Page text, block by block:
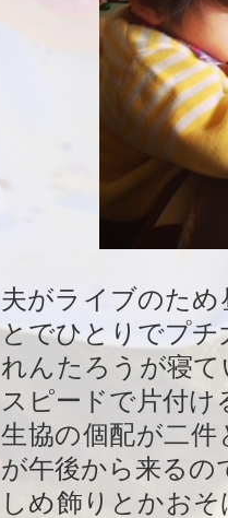
夫がライブのた
とでひとりでプチ
れんたろうが寝
スピードで片付け
生協の個配が二
が午後から来るの
しめ飾りとかお